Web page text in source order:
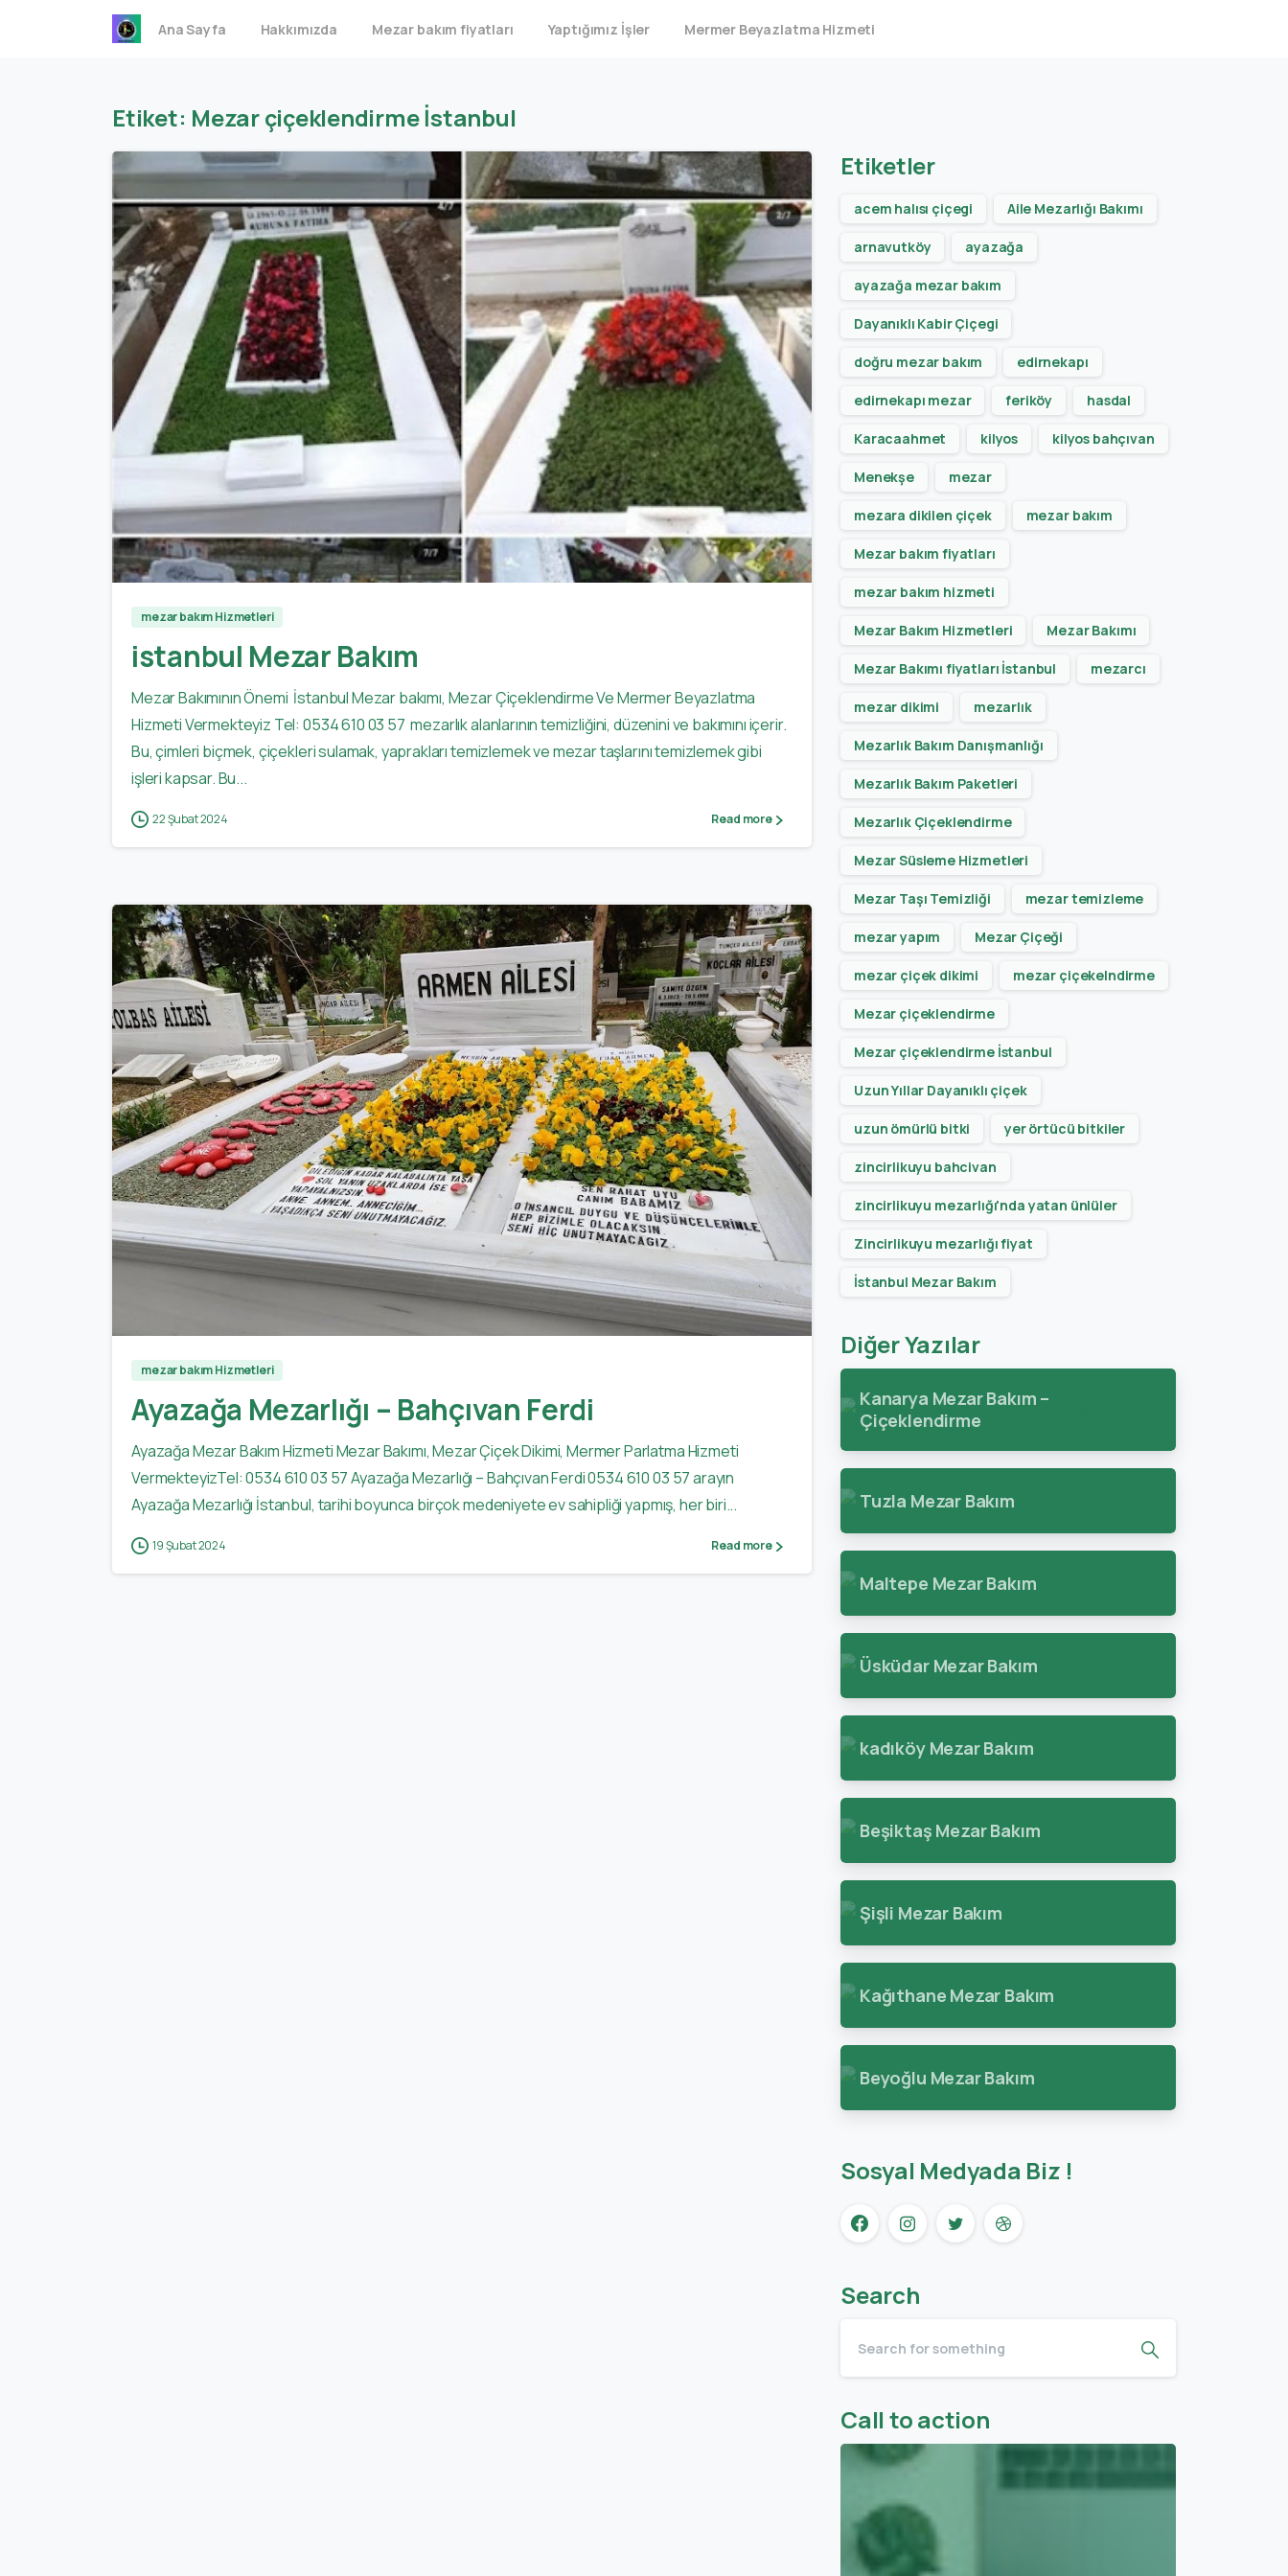
Ana Sayfa Hakkımızda Mezar bakım fiyatları Yaptığımız İşler Mermer Beyazlatma Hizmeti
Etiket: Mezar çiçeklendirme İstanbul
0 -
mezar bakım Hizmetleri
istanbul Mezar Bakım
Mezar Bakımının Önemi İstanbul Mezar bakımı, Mezar Çiçeklendirme Ve Mermer Beyazlatma
Hizmeti Vermekteyiz Tel: 0534 610 03 57 mezarlık alanlarının temizliğini, düzenini ve bakımını içerir.
Bu, çimleri biçmek, çiçekleri sulamak, yaprakları temizlemek ve mezar taşlarını temizlemek gibi
işleri kapsar. Bu...
22 Şubat 2024 Read more
0 -
mezar bakım Hizmetleri
Ayazağa Mezarlığı – Bahçıvan Ferdi
Ayazağa Mezar Bakım Hizmeti Mezar Bakımı, Mezar Çiçek Dikimi, Mermer Parlatma Hizmeti
VermekteyizTel: 0534 610 03 57 Ayazağa Mezarlığı – Bahçıvan Ferdi 0534 610 03 57 arayın
Ayazağa Mezarlığı İstanbul, tarihi boyunca birçok medeniyete ev sahipliği yapmış, her biri...
19 Şubat 2024 Read more
Etiketler
acem halısı çiçegi Aile Mezarlığı Bakımı
arnavutköy ayazağa
ayazağa mezar bakım
Dayanıklı Kabir Çiçegi
doğru mezar bakım edirnekapı
edirnekapı mezar feriköy hasdal
Karacaahmet kilyos kilyos bahçıvan
Menekşe mezar
mezara dikilen çiçek mezar bakım
Mezar bakım fiyatları
mezar bakım hizmeti
Mezar Bakım Hizmetleri Mezar Bakımı
Mezar Bakımı fiyatları İstanbul mezarcı
mezar dikimi mezarlık
Mezarlık Bakım Danışmanlığı
Mezarlık Bakım Paketleri
Mezarlık Çiçeklendirme
Mezar Süsleme Hizmetleri
Mezar Taşı Temizliği mezar temizleme
mezar yapım Mezar Çiçeği
mezar çiçek dikimi mezar çiçekelndirme
Mezar çiçeklendirme
Mezar çiçeklendirme İstanbul
Uzun Yıllar Dayanıklı çiçek
uzun ömürlü bitki yer örtücü bitkiler
zincirlikuyu bahcivan
zincirlikuyu mezarlığı'nda yatan ünlüler
Zincirlikuyu mezarlığı fiyat
İstanbul Mezar Bakım
Diğer Yazılar
Kanarya Mezar Bakım –
Çiçeklendirme
Tuzla Mezar Bakım
Maltepe Mezar Bakım
Üsküdar Mezar Bakım
kadıköy Mezar Bakım
Beşiktaş Mezar Bakım
Şişli Mezar Bakım
Kağıthane Mezar Bakım
Beyoğlu Mezar Bakım
Sosyal Medyada Biz !
Search
Call to action